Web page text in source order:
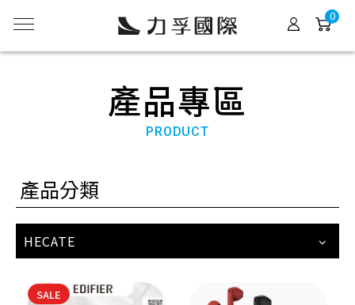
產品專區
PRODUCT
產品分類
HECATE
SALE
0